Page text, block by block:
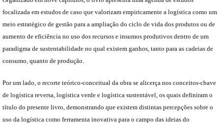
focalizada em estudos de caso que valorizam empiricamente a logística como um
meio estratégico de gestão para a ampliação do ciclo de vida dos produtos ou de
aumento de eficiência no uso dos recursos e insumos produtivos dentro de um
paradigma de sustentabilidade no qual existem ganhos, tanto para as cadeias de
consumo, quanto de produção.
Por um lado, o recorte teórico-conceitual da obra se alicerça nos conceitos-chave
de logística reversa, logística verde e logística sustentável, os quais definiram o
título do presente livro, demonstrando que existem distintas percepções sobre o
uso da logística como ferramenta inovativa para o campo das ideias do